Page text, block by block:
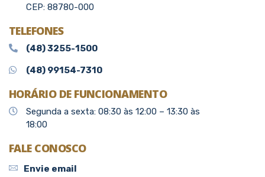
CEP: 88780-000
TELEFONES
(48) 3255-1500
(48) 99154-7310
HORÁRIO DE FUNCIONAMENTO
Segunda a sexta: 08:30 às 12:00 – 13:30 às
18:00
FALE CONOSCO
Envie email